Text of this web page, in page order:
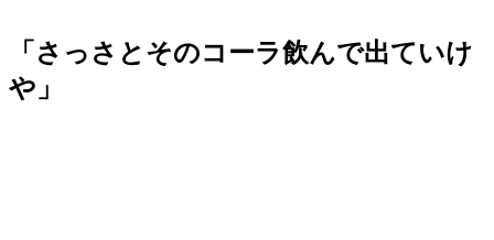
「さっさとそのコーラ飲んで出ていけ
や」